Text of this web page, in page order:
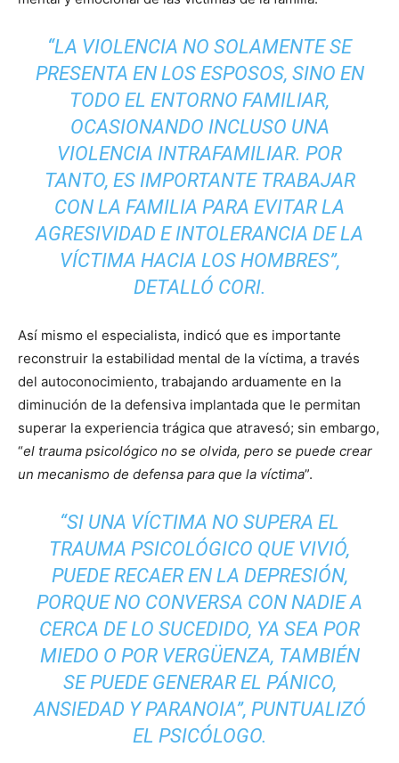
“LA VIOLENCIA NO SOLAMENTE SE
PRESENTA EN LOS ESPOSOS, SINO EN
TODO EL ENTORNO FAMILIAR,
OCASIONANDO INCLUSO UNA
VIOLENCIA INTRAFAMILIAR. POR
TANTO, ES IMPORTANTE TRABAJAR
CON LA FAMILIA PARA EVITAR LA
AGRESIVIDAD E INTOLERANCIA DE LA
VÍCTIMA HACIA LOS HOMBRES”,
DETALLÓ CORI.
Así mismo el especialista, indicó que es importante
reconstruir la estabilidad mental de la víctima, a través
del autoconocimiento, trabajando arduamente en la
diminución de la defensiva implantada que le permitan
superar la experiencia trágica que atravesó; sin embargo,
“el trauma psicológico no se olvida, pero se puede crear
un mecanismo de defensa para que la víctima”.
“SI UNA VÍCTIMA NO SUPERA EL
TRAUMA PSICOLÓGICO QUE VIVIÓ,
PUEDE RECAER EN LA DEPRESIÓN,
PORQUE NO CONVERSA CON NADIE A
CERCA DE LO SUCEDIDO, YA SEA POR
MIEDO O POR VERGÜENZA, TAMBIÉN
SE PUEDE GENERAR EL PÁNICO,
ANSIEDAD Y PARANOIA”, PUNTUALIZÓ
EL PSICÓLOGO.